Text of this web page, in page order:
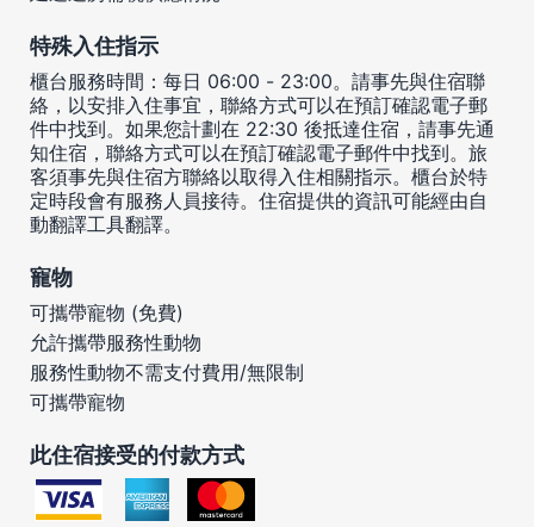
特殊入住指示
櫃台服務時間：每日 06:00 - 23:00。請事先與住宿聯
絡，以安排入住事宜，聯絡方式可以在預訂確認電子郵
件中找到。如果您計劃在 22:30 後抵達住宿，請事先通
知住宿，聯絡方式可以在預訂確認電子郵件中找到。旅
客須事先與住宿方聯絡以取得入住相關指示。櫃台於特
定時段會有服務人員接待。住宿提供的資訊可能經由自
動翻譯工具翻譯。
寵物
可攜帶寵物 (免費)
允許攜帶服務性動物
服務性動物不需支付費用/無限制
可攜帶寵物
此住宿接受的付款方式